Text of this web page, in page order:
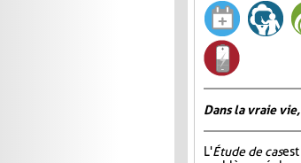
Dans la vraie
L'Étude de cas